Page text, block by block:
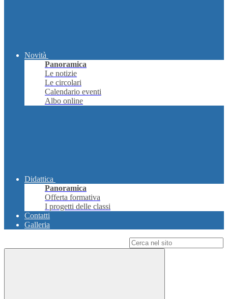
Novità
Panoramica
Le notizie
Le circolari
Calendario eventi
Albo online
Didattica
Panoramica
Offerta formativa
I progetti delle classi
Contatti
Galleria